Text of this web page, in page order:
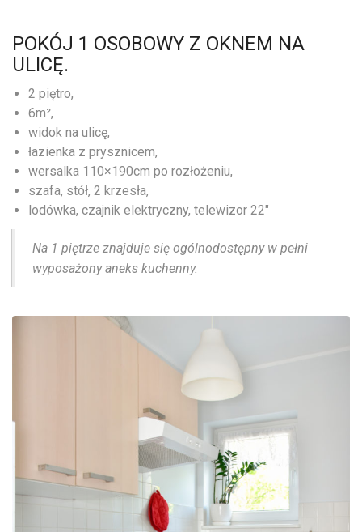
POKÓJ 1 OSOBOWY Z OKNEM NA
ULICĘ.
2 piętro,
6m²,
widok na ulicę,
łazienka z prysznicem,
wersalka 110×190cm po rozłożeniu,
szafa, stół, 2 krzesła,
lodówka, czajnik elektryczny, telewizor 22″
Na 1 piętrze znajduje się ogólnodostępny w pełni
wyposażony aneks kuchenny.